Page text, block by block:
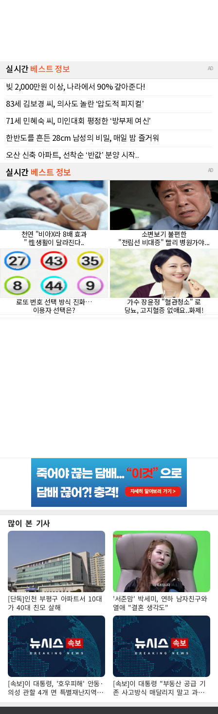
많이 본 기사
[단독]인천 부평구 아파트서 10대
가 40대 친모 살해
'서준맘' 박세미, 연하 남자친구와
열애 "결혼 생각도"
[속보]이 대통령, '호우피해' 안동·
의성 관할 4개 면 특별재난지역
선포
[속보]이 대통령 "부동산 공급 기
존 사고방식 매달리지 말고 과감
히 실천"